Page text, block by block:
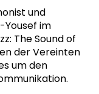
und
Yousef im
The Sound of
der Vereinten
um den